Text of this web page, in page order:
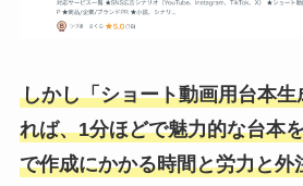
しかし「ショート動画用台本
れば、1分ほどで魅力的な台本
で作成にかかる時間と労力と外